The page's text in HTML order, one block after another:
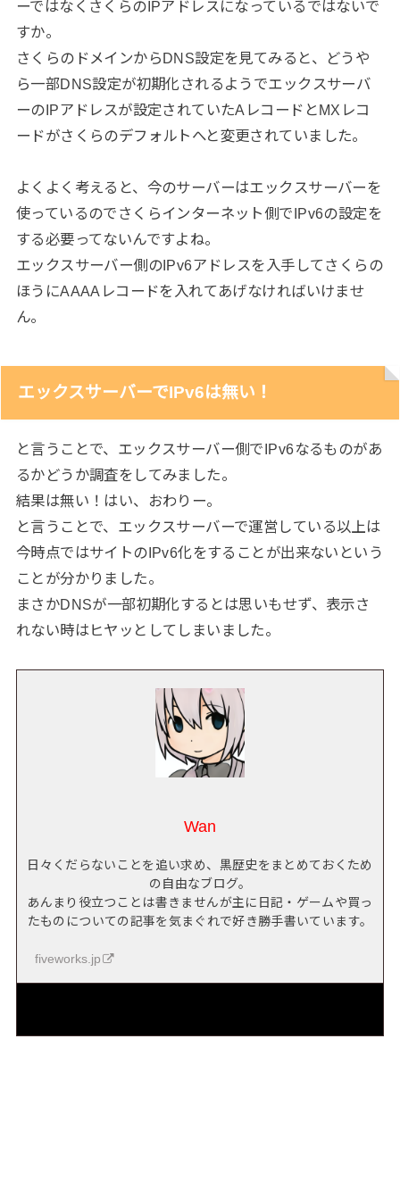
ーではなくさくらのIPアドレスになっているではないで
すか。
さくらのドメインからDNS設定を見てみると、どうや
ら一部DNS設定が初期化されるようでエックスサーバ
ーのIPアドレスが設定されていたAレコードとMXレコ
ードがさくらのデフォルトへと変更されていました。
よくよく考えると、今のサーバーはエックスサーバーを
使っているのでさくらインターネット側でIPv6の設定を
する必要ってないんですよね。
エックスサーバー側のIPv6アドレスを入手してさくらの
ほうにAAAAレコードを入れてあげなければいけませ
ん。
エックスサーバーでIPv6は無い！
と言うことで、エックスサーバー側でIPv6なるものがあ
るかどうか調査をしてみました。
結果は無い！はい、おわりー。
と言うことで、エックスサーバーで運営している以上は
今時点ではサイトのIPv6化をすることが出来ないという
ことが分かりました。
まさかDNSが一部初期化するとは思いもせず、表示さ
れない時はヒヤッとしてしまいました。
Wan
日々くだらないことを追い求め、黒歴史をまとめておくため
の自由なブログ。
あんまり役立つことは書きませんが主に日記・ゲームや買っ
たものについての記事を気まぐれで好き勝手書いています。
fiveworks.jp